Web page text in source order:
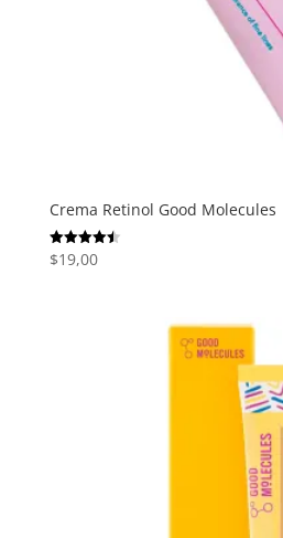
Crema Retinol Good Molecules
Valorado
con
$19,00